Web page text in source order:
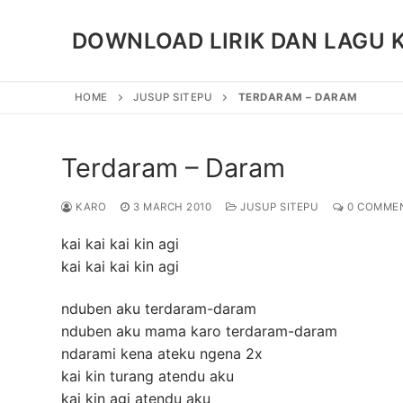
DOWNLOAD LIRIK DAN LAGU
HOME JUSUP SITEPU TERDARAM – DARAM
Terdaram – Daram
KARO 3 MARCH 2010 JUSUP SITEPU 0
kai kai kai kin agi
kai kai kai kin agi
nduben aku terdaram-daram
nduben aku mama karo terdaram-daram
ndarami kena ateku ngena 2x
kai kin turang atendu aku
kai kin agi atendu aku